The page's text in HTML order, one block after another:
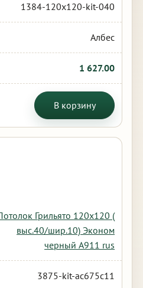
1384-120x120-kit-040
Албес
1 627.00
В корзину
Грильято 120х120 (
выс.40/шир.10) Эконом
черный А911 rus
3875-kit-ac675c11